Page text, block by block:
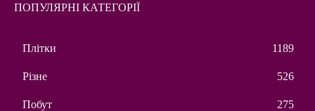
ПОПУЛЯРНІ КАТЕГОРІЇ
Плітки 1189
Різне 526
Побут 275